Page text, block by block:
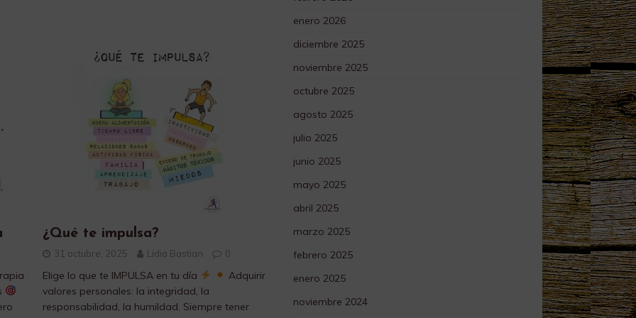
¿Qué te impulsa?
31 octubre, 2025 Lidia Bastian 0
Elige lo que te IMPULSA en tu día
Adquirir
valores personales: la integridad, la
responsabilidad, la humildad. Siempre tener
enero 2026
diciembre 2025
noviembre 2025
octubre 2025
agosto 2025
julio 2025
junio 2025
mayo 2025
abril 2025
marzo 2025
febrero 2025
enero 2025
noviembre 2024